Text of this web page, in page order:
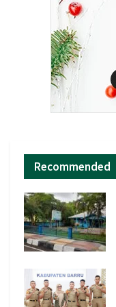
Recommended